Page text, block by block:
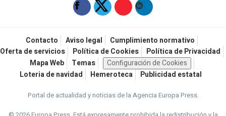
Contacto Aviso legal
Cumplimiento normativo
Oferta de servicios
Política de Cookies
Política de Privacidad
Mapa Web
Temas
Configuración de Cookies
Loteria de navidad
Hemeroteca Publicidad estatal
Portal de actualidad y noticias de la Agencia Europa Press.